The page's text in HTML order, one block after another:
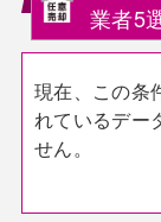
業者5
現在、この条
れているデー
せん。